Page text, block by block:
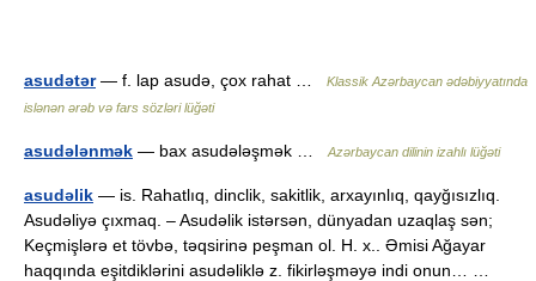
asudətər— f. lap asudə, çox rahat …
Klassik Azərbaycan ədəbiyyatında
islənən ərəb və fars sözləri lüğəti
asudələnmək — bax asudələşmək … Azərbaycan dilinin izahlı lüğəti
asudəlik — is. Rahatlıq, dinclik, sakitlik, arxayınlıq, qayğısızlıq.
Asudəliyə çıxmaq. – Asudəlik istərsən, dünyadan uzaqlaş sən;
Keçmişlərə et tövbə, təqsirinə peşman ol. H. x.. Əmisi Ağayar
haqqında eşitdiklərini asudəliklə z. fikirləşməyə indi onun… …